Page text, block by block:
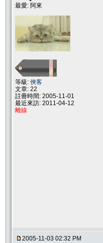
最愛: 阿來
等級: 俠客
文章: 22
註冊時間: 2005-11-01
最近來訪: 2011-04-12
離線
2005-11-03 02:32 PM